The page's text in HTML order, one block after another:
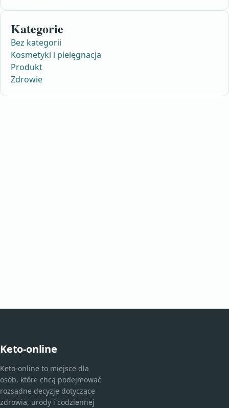
Kategorie
Bez kategorii
Kosmetyki i pielęgnacja
Produkt
Zdrowie
Keto-online
Keto-online to miejsce dla
osób, które chcą podejmować
rozsądne decyzje dotyczące
zdrowia, urody i codziennej